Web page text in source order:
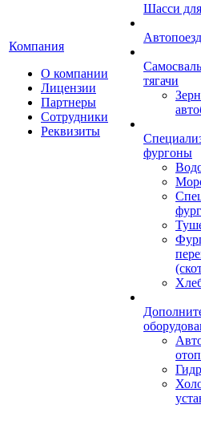
Компания
О компании
Лицензии
Партнеры
Сотрудники
Реквизиты
Шасси
тягачи
фургоны